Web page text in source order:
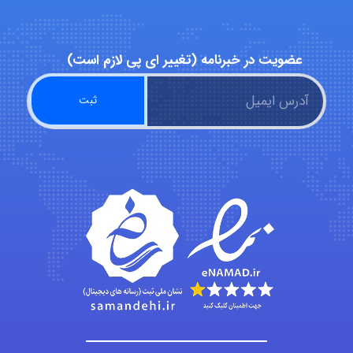
malekf
abolfazlkoshehe
abolfazlkoshehe
A.balandeh
عضویت در خبرنامه (تغییر ای پی لازم است)